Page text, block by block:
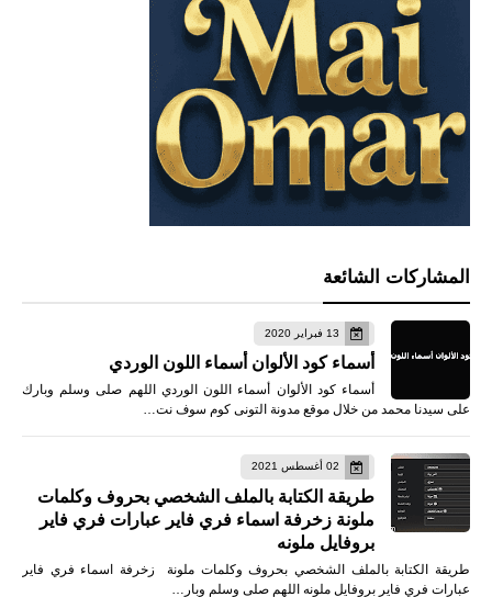
المشاركات الشائعة
13 فبراير 2020
أسماء كود الألوان أسماء اللون الوردي
أسماء كود الألوان أسماء اللون الوردي اللهم صلى وسلم وبارك
على سيدنا محمد من خلال موقع مدونة التونى كوم سوف نت…
02 أغسطس 2021
طريقة الكتابة بالملف الشخصي بحروف وكلمات
ملونة زخرفة اسماء فري فاير عبارات فري فاير
بروفايل ملونه
طريقة الكتابة بالملف الشخصي بحروف وكلمات ملونة زخرفة اسماء فري فاير
عبارات فري فاير بروفايل ملونه اللهم صلى وسلم وبار…